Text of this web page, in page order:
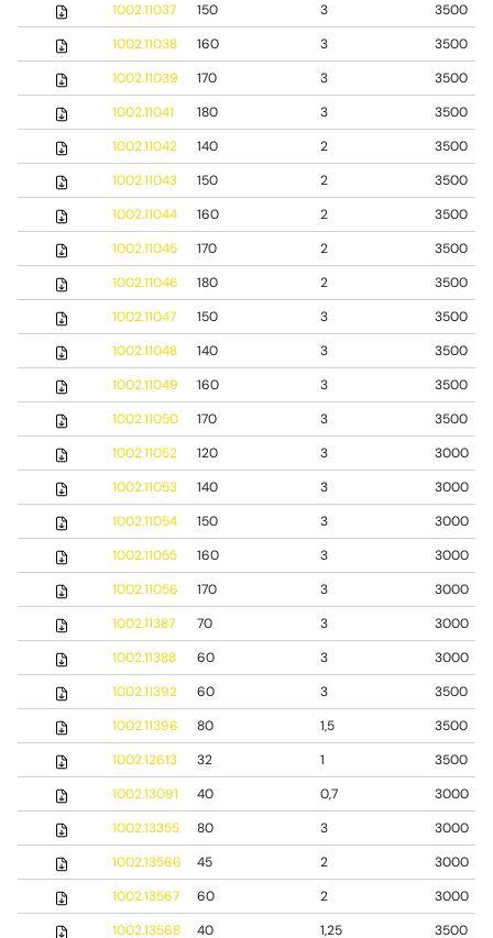
1002.11037
150 3
3500
1002.11038
160 3
3500
1002.11039
170 3
3500
1002.11041
180 3
3500
1002.11042
140 2
3500
1002.11043
150 2
3500
1002.11044
160 2
3500
1002.11045
170 2
3500
1002.11046
180 2
3500
1002.11047
150 3
3500
1002.11048
140 3
3500
1002.11049
160 3
3500
1002.11050
170 3
3500
1002.11052
120 3
3000
1002.11053
140 3
3000
1002.11054
150 3
3000
1002.11055
160 3
3000
1002.11056
170 3
3000
1002.11387
70 3
3000
1002.11388
60 3
3000
1002.11392
60 3
3500
1002.11396
80 1,5
3500
1002.12613
32 1
3500
1002.13091
40 0,7
3000
1002.13355
80 3
3000
1002.13566
45 2
3000
1002.13567
60 2
3000
1002.13568
40 1,25 3500